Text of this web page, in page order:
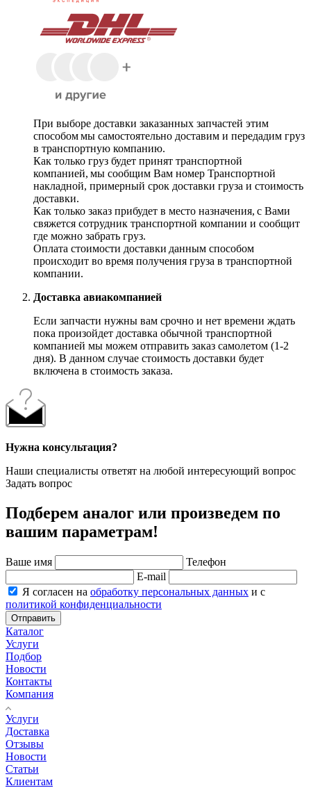
При выборе доставки заказанных запчастей этим
способом мы самостоятельно доставим и передадим груз
в транспортную компанию.
Как только груз будет принят транспортной
компанией, мы сообщим Вам номер Транспортной
накладной, примерный срок доставки груза и стоимость
доставки.
Как только заказ прибудет в место назначения, с Вами
свяжется сотрудник транспортной компании и сообщит
где можно забрать груз.
Оплата стоимости доставки данным способом
происходит во время получения груза в транспортной
компании.
Доставка авиакомпанией
Если запчасти нужны вам срочно и нет времени ждать
пока произойдет доставка обычной транспортной
компанией мы можем отправить заказ самолетом (1-2
дня). В данном случае стоимость доставки будет
включена в стоимость заказа.
Нужна консультация?
Наши специалисты ответят на любой интересующий вопрос
Задать вопрос
Подберем аналог или произведем по
вашим параметрам!
Ваше имя
Телефон
E-mail
Я согласен на обработку персональных данных и с
политикой конфиденциальности
Отправить
Каталог
Услуги
Подбор
Новости
Контакты
Компания
Услуги
Доставка
Отзывы
Новости
Статьи
Клиентам